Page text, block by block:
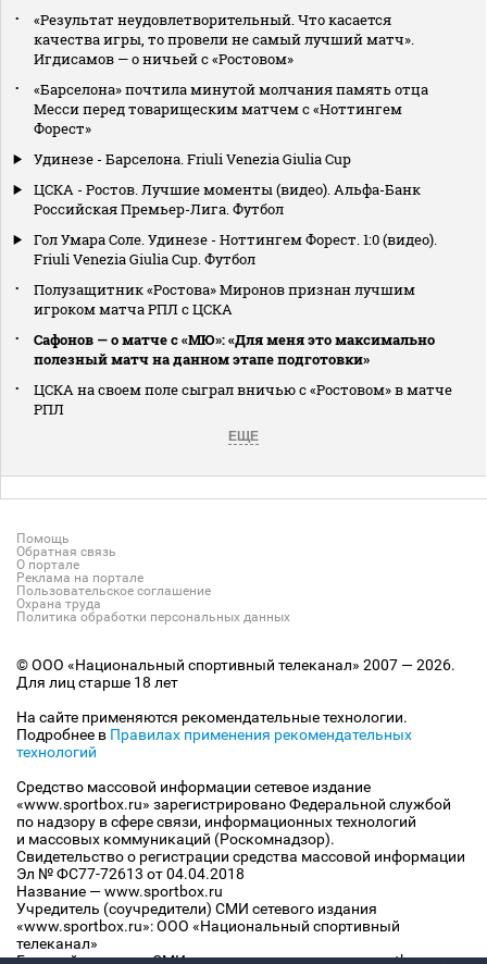
«Результат неудовлетворительный. Что касается
качества игры, то провели не самый лучший матч».
Игдисамов — о ничьей с «Ростовом»
«Барселона» почтила минутой молчания память отца
Месси перед товарищеским матчем с «Ноттингем
Форест»
Удинезе - Барселона. Friuli Venezia Giulia Cup
ЦСКА - Ростов. Лучшие моменты (видео). Альфа-Банк
Российская Премьер-Лига. Футбол
Гол Умара Соле. Удинезе - Ноттингем Форест. 1:0 (видео).
Friuli Venezia Giulia Cup. Футбол
Полузащитник «Ростова» Миронов признан лучшим
игроком матча РПЛ с ЦСКА
Сафонов — о матче с «МЮ»: «Для меня это максимально
полезный матч на данном этапе подготовки»
ЦСКА на своем поле сыграл вничью с «Ростовом» в матче
РПЛ
ЕЩЕ
Помощь
Обратная связь
О портале
Реклама на портале
Пользовательское соглашение
Охрана труда
Политика обработки персональных данных
© ООО «Национальный спортивный телеканал» 2007 — 2026.
Для лиц старше 18 лет
На сайте применяются рекомендательные технологии.
Подробнее в Правилах применения рекомендательных
технологий
Средство массовой информации сетевое издание
«www.sportbox.ru» зарегистрировано Федеральной службой
по надзору в сфере связи, информационных технологий
и массовых коммуникаций (Роскомнадзор).
Свидетельство о регистрации средства массовой информации
Эл № ФС77-72613 от 04.04.2018
Название — www.sportbox.ru
Учредитель (соучредители) СМИ сетевого издания
«www.sportbox.ru»: ООО «Национальный спортивный
телеканал»
Главный редактор СМИ сетевого издания «www.sportbox.ru»: